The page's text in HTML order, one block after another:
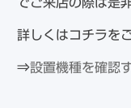
でご来店の際は是
詳しくはコチラを
⇒設置機種を確認す